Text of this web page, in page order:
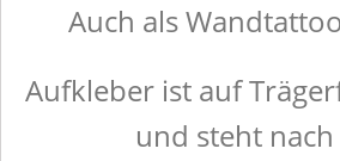
Auch als
Aufkleber ist auf
und steht